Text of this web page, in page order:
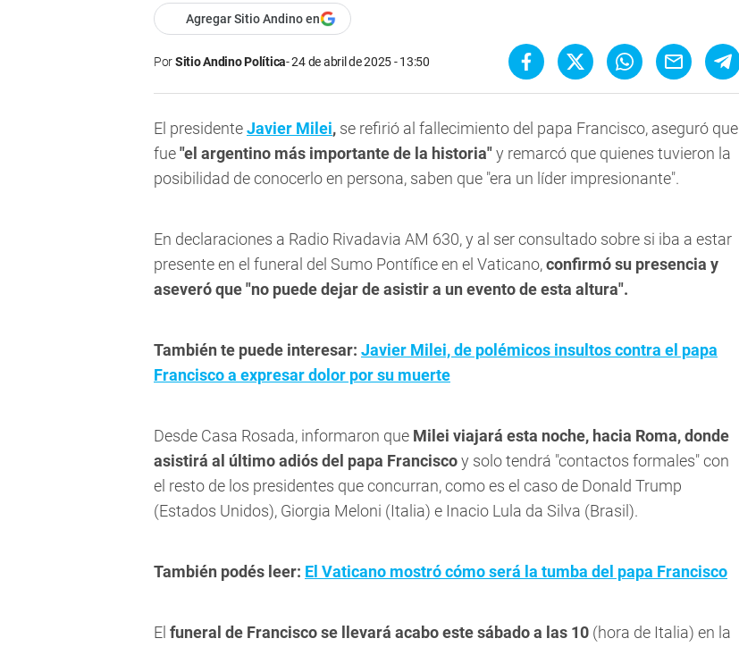
Agregar Sitio Andino en
PorSitio Andino Política 24 de abril de 2025 - 13:50
El presidenteJavier Milei, se refirió al fallecimiento del papa Francisco, aseguró que
fue"el argentino más importante de la historia"y remarcó que quienes tuvieron la
posibilidad de conocerlo en persona, saben que "era un líder impresionante".
En declaraciones a Radio Rivadavia AM 630, y al ser consultado sobre si iba a estar
presente en el funeral del Sumo Pontífice en el Vaticano,confirmó su presencia y
aseveró que "no puede dejar de asistir a un evento de esta altura".
También te puede interesar: Javier Milei, de polémicos insultos contra el papa
Francisco a expresar dolor por su muerte
Desde Casa Rosada, informaron que Milei viajará esta noche, hacia Roma, donde
asistirá al último adiós del papa Franciscoy solo tendrá "contactos formales" con
el resto de los presidentes que concurran, como es el caso de Donald Trump
(Estados Unidos), Giorgia Meloni (Italia) e Inacio Lula da Silva (Brasil).
También podés leer: El Vaticano mostró cómo será la tumba del papa Francisco
El funeral de Francisco se llevará acabo este sábado a las 10 (hora de Italia) en la